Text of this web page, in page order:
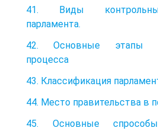
41. Виды
парламента.
42. Основные этапы
процесса
43. Классификация
44. Место правительства в
45. Основные